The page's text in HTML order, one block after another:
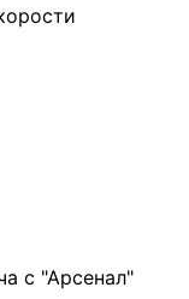
с "Арсенал"